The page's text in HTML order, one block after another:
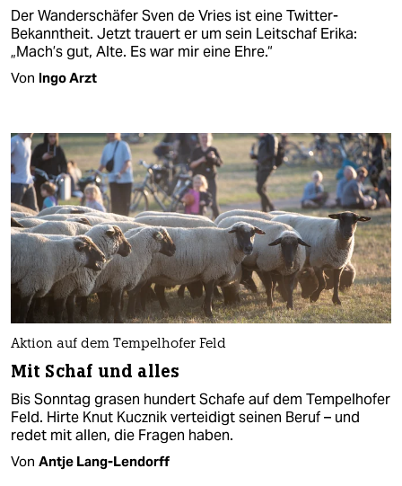
Der Wanderschäfer Sven de Vries ist eine Twitter-
Bekanntheit. Jetzt trauert er um sein Leitschaf Erika:
„Mach’s gut, Alte. Es war mir eine Ehre.“
Von Ingo Arzt
Aktion auf dem Tempelhofer Feld
Mit Schaf und alles
Bis Sonntag grasen hundert Schafe auf dem Tempelhofer
Feld. Hirte Knut Kucznik verteidigt seinen Beruf – und
redet mit allen, die Fragen haben.
Von Antje Lang-Lendorff